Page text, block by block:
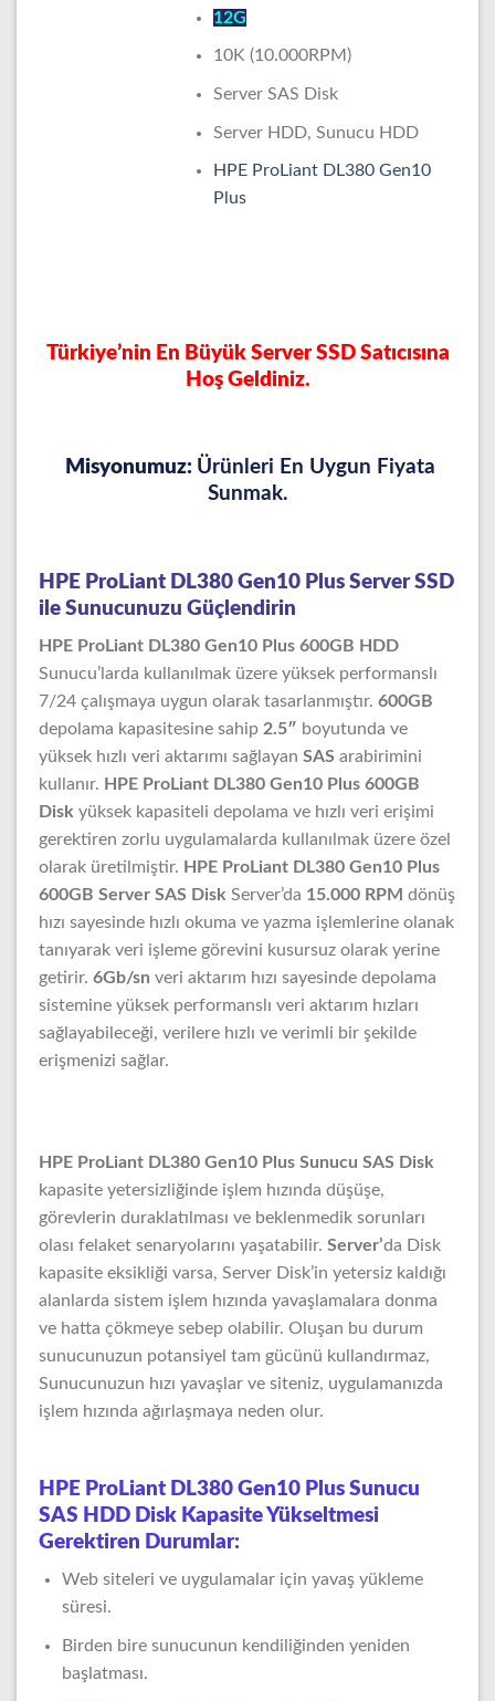
12G
10K (10.000RPM)
Server SAS Disk
Server HDD, Sunucu HDD
HPE ProLiant DL380 Gen10
Plus
Türkiye’nin En Büyük Server SSD Satıcısına
Hoş Geldiniz.
Misyonumuz: Ürünleri En Uygun Fiyata
Sunmak.
HPE ProLiant DL380 Gen10 Plus Server SSD
ile Sunucunuzu Güçlendirin
HPE ProLiant DL380 Gen10 Plus 600GB HDD
Sunucu’larda kullanılmak üzere yüksek performanslı
7/24 çalışmaya uygun olarak tasarlanmıştır. 600GB
depolama kapasitesine sahip 2.5″ boyutunda ve
yüksek hızlı veri aktarımı sağlayan SAS arabirimini
kullanır. HPE ProLiant DL380 Gen10 Plus 600GB
Disk yüksek kapasiteli depolama ve hızlı veri erişimi
gerektiren zorlu uygulamalarda kullanılmak üzere özel
olarak üretilmiştir. HPE ProLiant DL380 Gen10 Plus
600GB Server SAS Disk Server’da 15.000 RPM dönüş
hızı sayesinde hızlı okuma ve yazma işlemlerine olanak
tanıyarak veri işleme görevini kusursuz olarak yerine
getirir. 6Gb/sn veri aktarım hızı sayesinde depolama
sistemine yüksek performanslı veri aktarım hızları
sağlayabileceği, verilere hızlı ve verimli bir şekilde
erişmenizi sağlar.
HPE ProLiant DL380 Gen10 Plus Sunucu SAS Disk
kapasite yetersizliğinde işlem hızında düşüşe,
görevlerin duraklatılması ve beklenmedik sorunları
olası felaket senaryolarını yaşatabilir. Server’da Disk
kapasite eksikliği varsa, Server Disk’in yetersiz kaldığı
alanlarda sistem işlem hızında yavaşlamalara donma
ve hatta çökmeye sebep olabilir. Oluşan bu durum
sunucunuzun potansiyel tam gücünü kullandırmaz,
Sunucunuzun hızı yavaşlar ve siteniz, uygulamanızda
işlem hızında ağırlaşmaya neden olur.
HPE ProLiant DL380 Gen10 Plus Sunucu
SAS HDD Disk Kapasite Yükseltmesi
Gerektiren Durumlar:
Web siteleri ve uygulamalar için yavaş yükleme
süresi.
Birden bire sunucunun kendiliğinden yeniden
başlatması.